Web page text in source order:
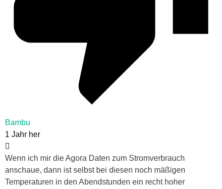
Bambu
1 Jahr her
Wenn ich mir die Agora Daten zum Stromverbrauch
anschaue, dann ist selbst bei diesen noch mäßigen
Temperaturen in den Abendstunden ein recht hoher